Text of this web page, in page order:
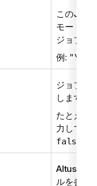
この
モートマ
ジョブサ
例: "\"/
ジョブで
します。
たとえば
力して、
false
Altusのア
ルを参照